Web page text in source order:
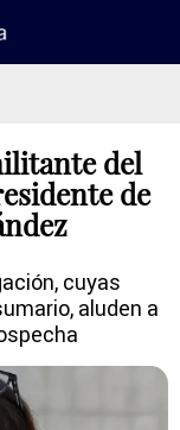
del
de
cuyas
aluden a